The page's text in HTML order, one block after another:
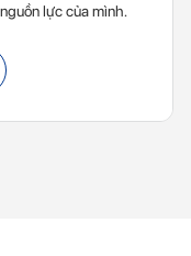
lực của mình.